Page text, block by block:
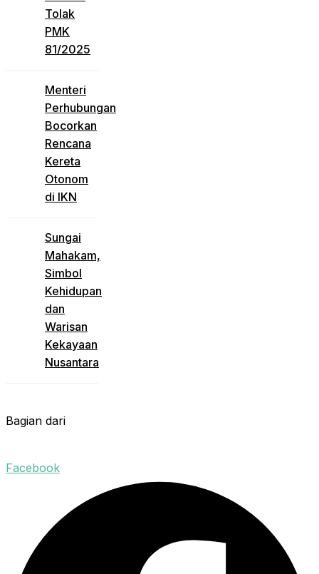
Tolak
PMK
81/2025
Menteri
Perhubungan
Bocorkan
Rencana
Kereta
Otonom
di IKN
Sungai
Mahakam,
Simbol
Kehidupan
dan
Warisan
Kekayaan
Nusantara
Bagian dari
Facebook